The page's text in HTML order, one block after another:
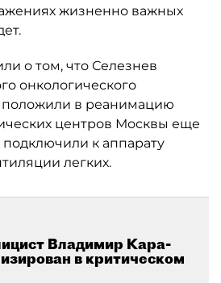
жизненно важных
о том, что Селезнев
онкологического
положили в реанимацию
центров Москвы еще
к аппарату
легких.
Владимир Кара-
в критическом